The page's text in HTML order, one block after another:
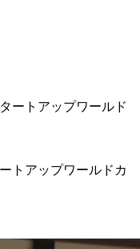
トアップワールドカ